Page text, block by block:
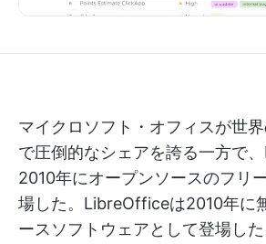
マイクロソフト・オフィスが世
で圧倒的なシェアを誇る一方で
2010年にオープンソースのフリ
場した。LibreOfficeは2010年に
ースソフトウェアとして登場した